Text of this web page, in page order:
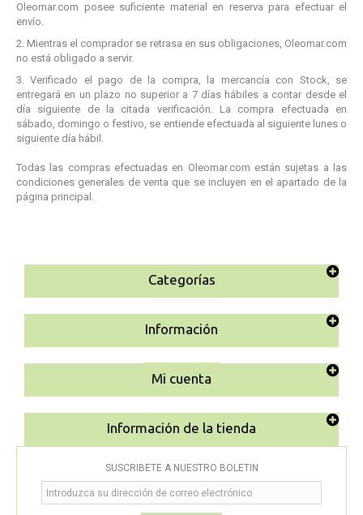
Oleomar.com posee suficiente material en reserva para efectuar el
envío.
2. Mientras el comprador se retrasa en sus obligaciones, Oleomar.com
no está obligado a servir.
3. Verificado el pago de la compra, la mercancía con Stock, se
entregará en un plazo no superior a 7 días hábiles a contar desde el
día siguiente de la citada verificación. La compra efectuada en
sábado, domingo o festivo, se entiende efectuada al siguiente lunes o
siguiente día hábil.
Todas las compras efectuadas en Oleomar.com están sujetas a las
condiciones generales de venta que se incluyen en el apartado de la
página principal.
Categorías
Información
Mi cuenta
Información de la tienda
SUSCRÍBETE A NUESTRO BOLETÍN